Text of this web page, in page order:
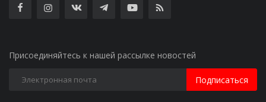
Присоединяйтесь к нашей рассылке новостей
Подписаться